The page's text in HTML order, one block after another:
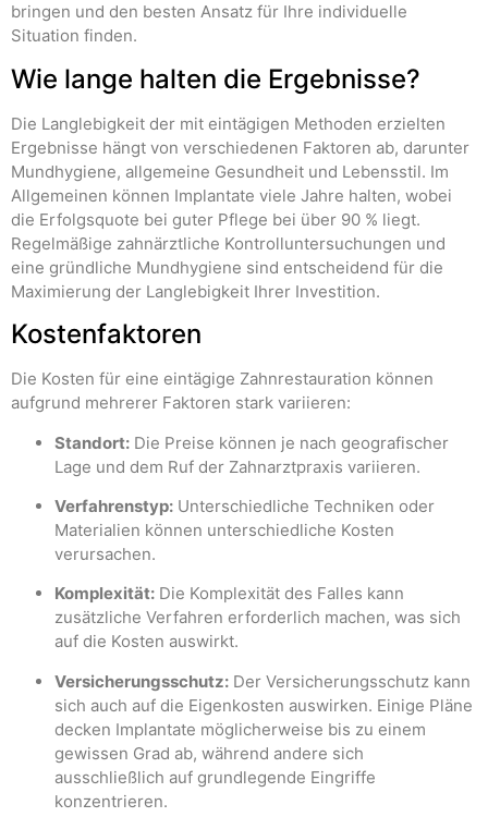
bringen und den besten Ansatz für Ihre individuelle
Situation finden.
Wie lange halten die Ergebnisse?
Die Langlebigkeit der mit eintägigen Methoden erzielten
Ergebnisse hängt von verschiedenen Faktoren ab, darunter
Mundhygiene, allgemeine Gesundheit und Lebensstil. Im
Allgemeinen können Implantate viele Jahre halten, wobei
die Erfolgsquote bei guter Pflege bei über 90 % liegt.
Regelmäßige zahnärztliche Kontrolluntersuchungen und
eine gründliche Mundhygiene sind entscheidend für die
Maximierung der Langlebigkeit Ihrer Investition.
Kostenfaktoren
Die Kosten für eine eintägige Zahnrestauration können
aufgrund mehrerer Faktoren stark variieren:
Standort: Die Preise können je nach geografischer
Lage und dem Ruf der Zahnarztpraxis variieren.
Verfahrenstyp: Unterschiedliche Techniken oder
Materialien können unterschiedliche Kosten
verursachen.
Komplexität: Die Komplexität des Falles kann
zusätzliche Verfahren erforderlich machen, was sich
auf die Kosten auswirkt.
Versicherungsschutz: Der Versicherungsschutz kann
sich auch auf die Eigenkosten auswirken. Einige Pläne
decken Implantate möglicherweise bis zu einem
gewissen Grad ab, während andere sich
ausschließlich auf grundlegende Eingriffe
konzentrieren.